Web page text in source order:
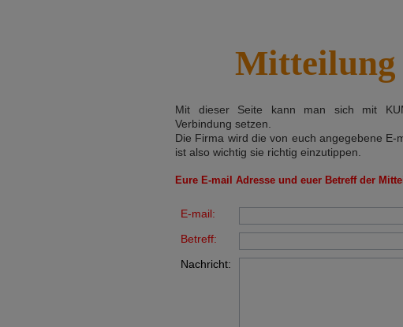
Mitteilung
Mit dieser Seite kann man sich mit
Verbindung setzen.
Die Firma wird die von euch angegebene E-
ist also wichtig sie richtig einzutippen.
Eure E-mail Adresse und euer Betreff der
E-mail:
Betreff:
Nachricht: